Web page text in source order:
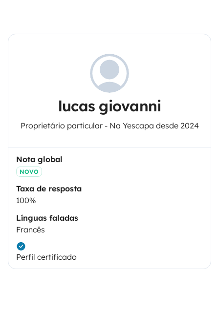
lucas giovanni
Proprietário particular - Na Yescapa desde 2024
Nota global
NOVO
Taxa de resposta
100%
Línguas faladas
Francês
Perfil certificado